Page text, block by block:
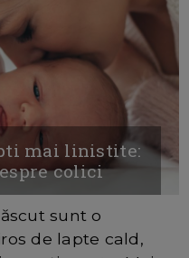
mai linistite:
colici
sunt o
de lapte cald,